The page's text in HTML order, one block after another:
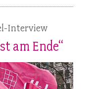
Interview
am Ende“